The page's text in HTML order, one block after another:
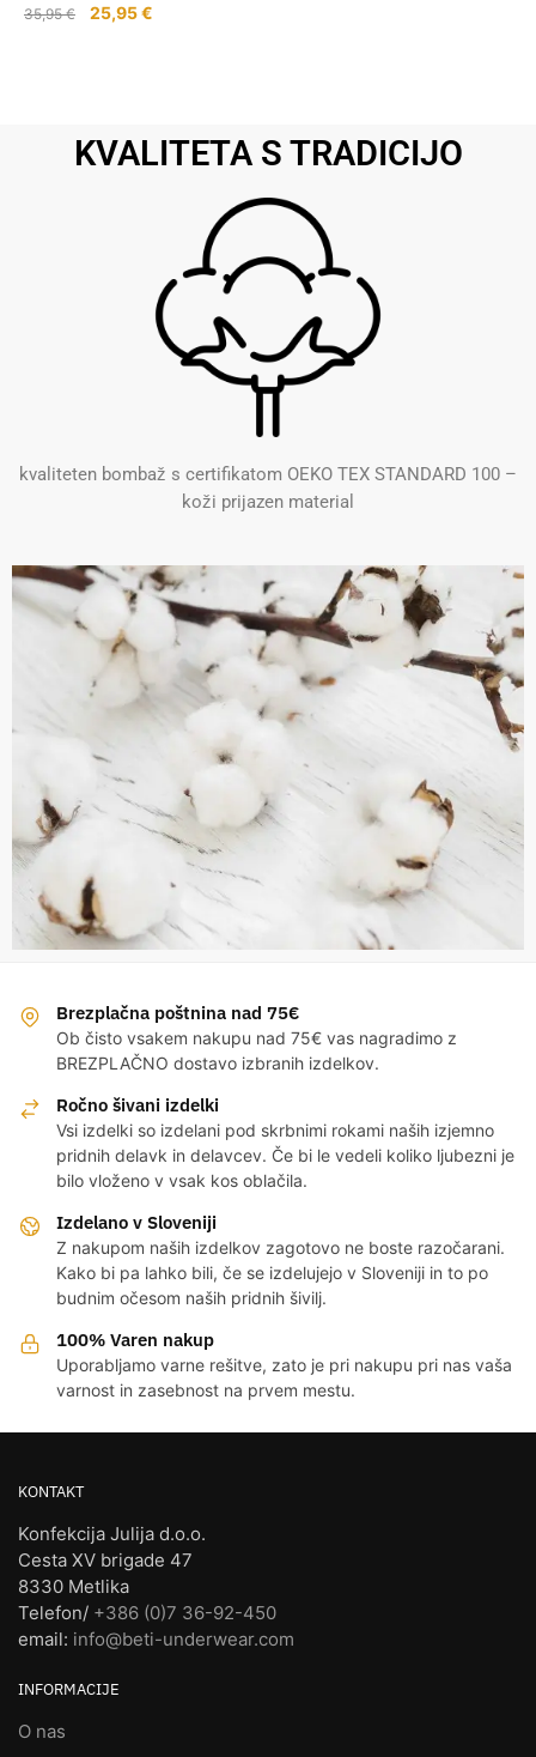
35,95€ 25,95€
KVALITETA S TRADICIJO
kvaliteten bombaž s certifikatom OEKO TEX STANDARD 100 –
koži prijazen material
Brezplačna poštnina nad 75€
Ob čisto vsakem nakupu nad 75€ vas nagradimo z
BREZPLAČNO dostavo izbranih izdelkov.
Ročno šivani izdelki
Vsi izdelki so izdelani pod skrbnimi rokami naših izjemno
pridnih delavk in delavcev. Če bi le vedeli koliko ljubezni je
bilo vloženo v vsak kos oblačila.
Izdelano v Sloveniji
Z nakupom naših izdelkov zagotovo ne boste razočarani.
Kako bi pa lahko bili, če se izdelujejo v Sloveniji in to po
budnim očesom naših pridnih šivilj.
100% Varen nakup
Uporabljamo varne rešitve, zato je pri nakupu pri nas vaša
varnost in zasebnost na prvem mestu.
KONTAKT
Konfekcija Julija d.o.o.
Cesta XV brigade 47
8330 Metlika
Telefon/ +386 (0)7 36-92-450
email: info@beti-underwear.com
INFORMACIJE
O nas